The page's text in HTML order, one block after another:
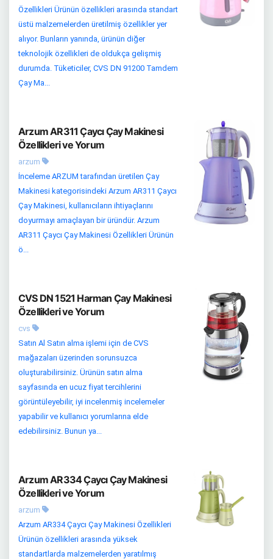
Özellikleri Ürünün özellikleri arasında standart
üstü malzemelerden üretilmiş özellikler yer
alıyor. Bunların yanında, ürünün diğer
teknolojik özellikleri de oldukça gelişmiş
durumda. Tüketiciler, CVS DN 91200 Tamdem
Çay Ma...
Arzum AR311 Çaycı Çay Makinesi
Özellikleri ve Yorum
arzum
İnceleme ARZUM tarafından üretilen Çay
Makinesi kategorisindeki Arzum AR311 Çaycı
Çay Makinesi, kullanıcıların ihtiyaçlarını
doyurmayı amaçlayan bir üründür. Arzum
AR311 Çaycı Çay Makinesi Özellikleri Ürünün
ö...
CVS DN 1521 Harman Çay Makinesi
Özellikleri ve Yorum
cvs
Satın Al Satın alma işlemi için de CVS
mağazaları üzerinden sorunsuzca
oluşturabilirsiniz. Ürünün satın alma
sayfasında en ucuz fiyat tercihlerini
görüntüleyebilir, iyi incelenmiş incelemeler
yapabilir ve kullanıcı yorumlarına elde
edebilirsiniz. Bunun ya...
Arzum AR334 Çaycı Çay Makinesi
Özellikleri ve Yorum
arzum
Arzum AR334 Çaycı Çay Makinesi Özellikleri
Ürünün özellikleri arasında yüksek
standartlarda malzemelerden yaratılmış